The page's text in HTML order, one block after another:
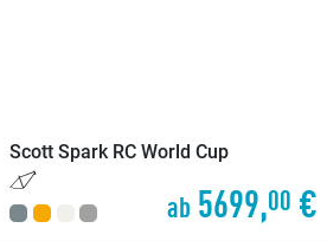
Scott Spark RC World Cup
ab 5699,00 €